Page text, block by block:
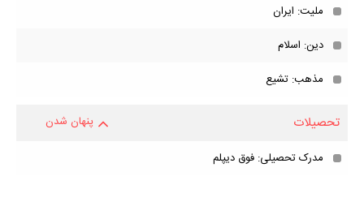
ملیت: ایران
دین: اسلام
مذهب: تشیع
تحصیلات پنهان شدن
مدرک تحصیلی: فوق دیپلم